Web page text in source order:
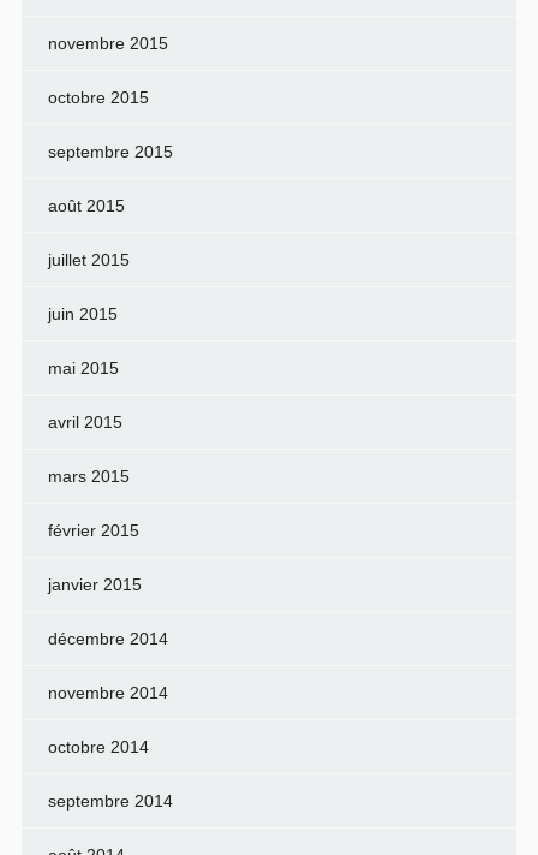
novembre 2015
octobre 2015
septembre 2015
août 2015
juillet 2015
juin 2015
mai 2015
avril 2015
mars 2015
février 2015
janvier 2015
décembre 2014
novembre 2014
octobre 2014
septembre 2014